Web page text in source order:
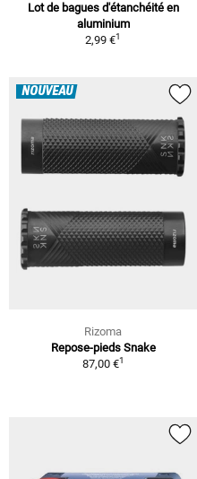
Lot de bagues d'étanchéité en
aluminium
2,99 €1
NOUVEAU
Rizoma
Repose-pieds Snake
87,00 €1